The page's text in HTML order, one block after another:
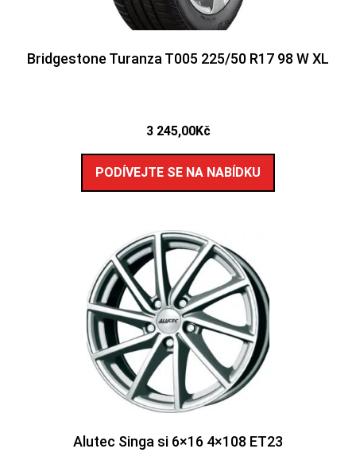
Bridgestone Turanza T005 225/50 R17 98 W XL
3 245,00Kč
PODÍVEJTE SE NA NABÍDKU
Alutec Singa si 6×16 4×108 ET23